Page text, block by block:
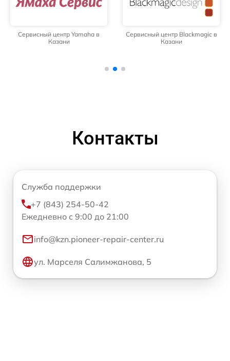
Сервисный центр Yamaha в
Казани
Сервисный центр Blackmagic в
Казани
Контакты
Служба поддержки
+7 (843) 254-50-42
Ежедневно с 9:00 до 21:00
info@kzn.pioneer-repair-center.ru
ул. Марселя Салимжанова, 5